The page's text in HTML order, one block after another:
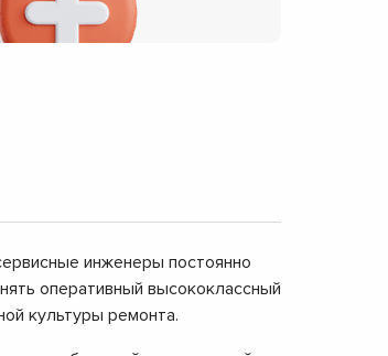
инженеры постоянно
оперативный высококлассный
культуры ремонта.